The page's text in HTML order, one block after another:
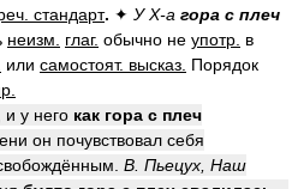
стандарт. ✦ У X-а гора с плеч
неизм. глаг. обычно не употр. в
или самостоят. высказ. Порядок
у него как гора с плеч
он почувствовал себя
В. Пьецух, Наш